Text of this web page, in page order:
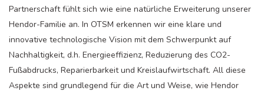
Partnerschaft fühlt sich wie eine natürliche Erweiterung unserer
Hendor-Familie an. In OTSM erkennen wir eine klare und
innovative technologische Vision mit dem Schwerpunkt auf
Nachhaltigkeit, d.h. Energieeffizienz, Reduzierung des CO2-
Fußabdrucks, Reparierbarkeit und Kreislaufwirtschaft. All diese
Aspekte sind grundlegend für die Art und Weise, wie Hendor